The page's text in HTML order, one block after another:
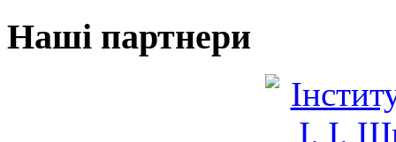
Наші партнери